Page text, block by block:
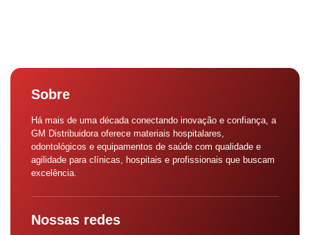
Sobre
Há mais de uma década conectando inovação e confiança, a
GM Distribuidora oferece materiais hospitalares,
odontológicos e equipamentos de saúde com qualidade e
agilidade para clínicas, hospitais e profissionais que buscam
excelência.
Nossas redes